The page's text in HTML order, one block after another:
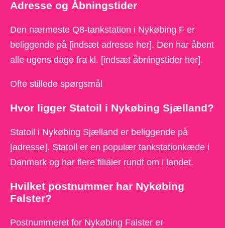
Adresse og Åbningstider
Den nærmeste Q8-tankstation i Nykøbing F er
beliggende på [indsæt adresse her]. Den har åbent
alle ugens dage fra kl. [indsæt åbningstider her].
Ofte stillede spørgsmål
Hvor ligger Statoil i Nykøbing Sjælland?
Statoil i Nykøbing Sjælland er beliggende på
[adresse]. Statoil er en populær tankstationkæde i
Danmark og har flere filialer rundt om i landet.
Hvilket postnummer har Nykøbing
Falster?
Postnummeret for Nykøbing Falster er